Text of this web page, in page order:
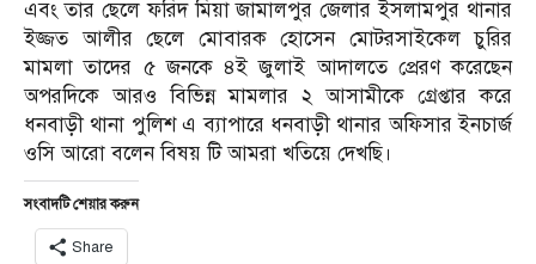
এবং তার ছেলে ফরিদ মিয়া জামালপুর জেলার ইসলামপুর থানার
ইজ্জত আলীর ছেলে মোবারক হোসেন মোটরসাইকেল চুরির
মামলা তাদের ৫ জনকে ৪ই জুলাই আদালতে প্রেরণ করেছেন
অপরদিকে আরও বিভিন্ন মামলার ২ আসামীকে গ্রেপ্তার করে
ধনবাড়ী থানা পুলিশ এ ব্যাপারে ধনবাড়ী থানার অফিসার ইনচার্জ
ওসি আরো বলেন বিষয় টি আমরা খতিয়ে দেখছি।
সংবাদটি শেয়ার করুন
Share